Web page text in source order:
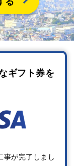
ギフト券を
事が完了しまし